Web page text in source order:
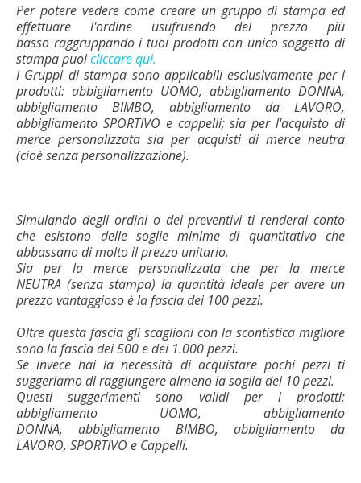
Per potere vedere come creare un gruppo di stampa ed
effettuare l'ordine usufruendo del prezzo più
basso raggruppando i tuoi prodotti con unico soggetto di
stampa puoicliccare qui.
I Gruppi di stampa sono applicabili esclusivamente per i
prodotti: abbigliamento UOMO, abbigliamento DONNA,
abbigliamento BIMBO, abbigliamento da LAVORO,
abbigliamento SPORTIVO e cappelli; sia per l'acquisto di
merce personalizzata sia per acquisti di merce neutra
(cioè senza personalizzazione).
Simulando degli ordini o dei preventivi ti renderai conto
che esistono delle soglie minime di quantitativo che
abbassano di molto il prezzo unitario.
Sia per la merce personalizzata che per la merce
NEUTRA (senza stampa) la quantità ideale per avere un
prezzo vantaggioso è la fascia dei 100 pezzi.
Oltre questa fascia gli scaglioni con la scontistica migliore
sono la fascia dei 500 e dei 1.000 pezzi.
Se invece hai la necessità di acquistare pochi pezzi ti
suggeriamo di raggiungere almeno la soglia dei 10 pezzi.
Questi suggerimenti sono validi per i prodotti:
abbigliamento UOMO, abbigliamento
DONNA, abbigliamento BIMBO, abbigliamento da
LAVORO, SPORTIVO e Cappelli.